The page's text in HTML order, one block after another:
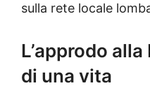
sulla rete locale
L’approdo
di una vita